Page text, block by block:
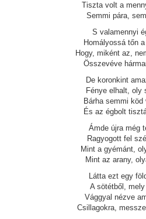
Tiszta volt a
Semmi pára,
S valamennyi
Homályossá tőn
Hogy, miként az,
Összevéve
De koronkint
Fénye elhalt, oly
Bárha semmi köd
És az égbolt
Ámde újra még
Ragyogott fel
Mint a gyémánt,
Mint az arany,
Látta ezt egy
A sötétből,
Vággyal nézve
Csillagokra,